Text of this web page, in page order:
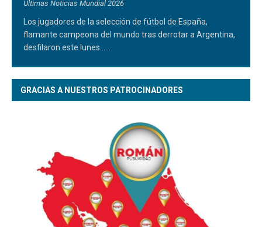
Ultimas Noticias Mundial 2026
Los jugadores de la selección de fútbol de España,
flamante campeona del mundo tras derrotar a Argentina,
desfilaron este lunes
GRACIAS A NUESTROS PATROCINADORES